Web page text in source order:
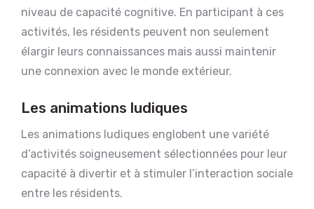
niveau de capacité cognitive. En participant à ces
activités, les résidents peuvent non seulement
élargir leurs connaissances mais aussi maintenir
une connexion avec le monde extérieur.
Les animations ludiques
Les animations ludiques englobent une variété
d’activités soigneusement sélectionnées pour leur
capacité à divertir et à stimuler l’interaction sociale
entre les résidents.